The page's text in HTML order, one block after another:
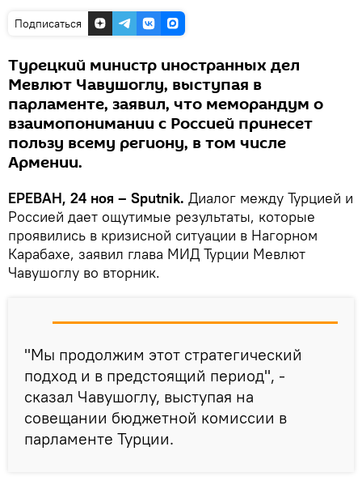
Подписаться
Турецкий министр иностранных дел
Мевлют Чавушоглу, выступая в
парламенте, заявил, что меморандум о
взаимопонимании с Россией принесет
пользу всему региону, в том числе
Армении.
ЕРЕВАН, 24 ноя – Sputnik. Диалог между Турцией и
Россией дает ощутимые результаты, которые
проявились в кризисной ситуации в Нагорном
Карабахе, заявил глава МИД Турции Мевлют
Чавушоглу во вторник.
"Мы продолжим этот стратегический
подход и в предстоящий период", -
сказал Чавушоглу, выступая на
совещании бюджетной комиссии в
парламенте Турции.